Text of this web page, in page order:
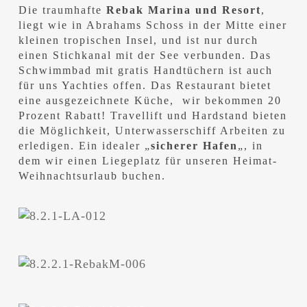
Die traumhafte Rebak Marina und Resort,
liegt wie in Abrahams Schoss in der Mitte einer
kleinen tropischen Insel, und ist nur durch
einen Stichkanal mit der See verbunden. Das
Schwimmbad mit gratis Handtüchern ist auch
für uns Yachties offen. Das Restaurant bietet
eine ausgezeichnete Küche, wir bekommen 20
Prozent Rabatt! Travellift und Hardstand bieten
die Möglichkeit, Unterwasserschiff Arbeiten zu
erledigen. Ein idealer „sicherer Hafen„, in
dem wir einen Liegeplatz für unseren Heimat-
Weihnachtsurlaub buchen.